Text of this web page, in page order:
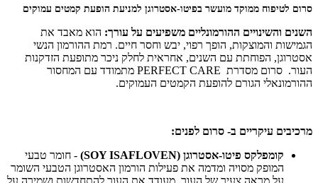
סרום לטיפוח ממוקד מועשר בפיטו-אסטרוגן למניעת הופעת קמטים עמוקים
השנים והשינויים ההורמונליים משפיעים על עורך: הוא מאבד את
הגמישות והמוצקות, הופך רפוי, יבש וחסר חיים. רמת ההורמון הנשי
אסטרוגן, הפוחתת עם השנים, אחראית לחלק ניכר מתופעת הזדקנות
העור. סרום מסדרת PERFECT CARE מתמודד עם המחסור
ההורמונאלי הגורם להופעת הקמטים העמוקים.
מרכיבים עיקריים ב- סרום לפנים:
קומפלקס פיטו-אסטרוגן (SOY ISAFLOVEN)
- חומר טבעי
המופק מסויה ומדמה את פעילות הורמון האסטרוגן הטבעי השומר